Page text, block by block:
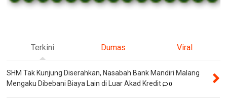
Terkini Dumas Viral
SHM Tak Kunjung Diserahkan, Nasabah Bank Mandiri Malang
Mengaku Dibebani Biaya Lain di Luar Akad Kredit
0